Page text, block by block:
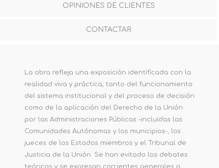
OPINIONES DE CLIENTES
CONTACTAR
La obra refleja una exposición identificada con la
realidad viva y práctica, tanto del funcionamiento
del sistema institucional y del proceso de decisión
como de la aplicación del Derecho de la Unión
por las Administraciones Públicas -incluidas las
Comunidades Autónomas y los municipios-, los
jueces de los Estados miembros y el Tribunal de
Justicia de la Unión. Se han evitado los debates